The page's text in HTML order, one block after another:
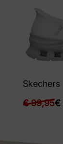
Skechers
€99,95€